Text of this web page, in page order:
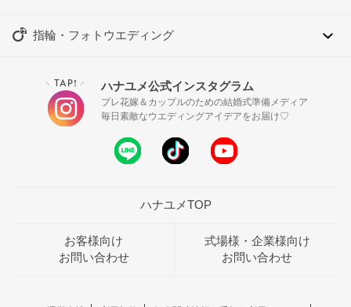
指輪・フォトウエディング
＼ TAP! ／ ハナユメ公式インスタグラム
プレ花嫁＆カップルのための結婚式準備メディア
毎日素敵なウエディングアイデアをお届け♡
ハナユメTOP
お客様向け
お問い合わせ
式場様・企業様向け
お問い合わせ